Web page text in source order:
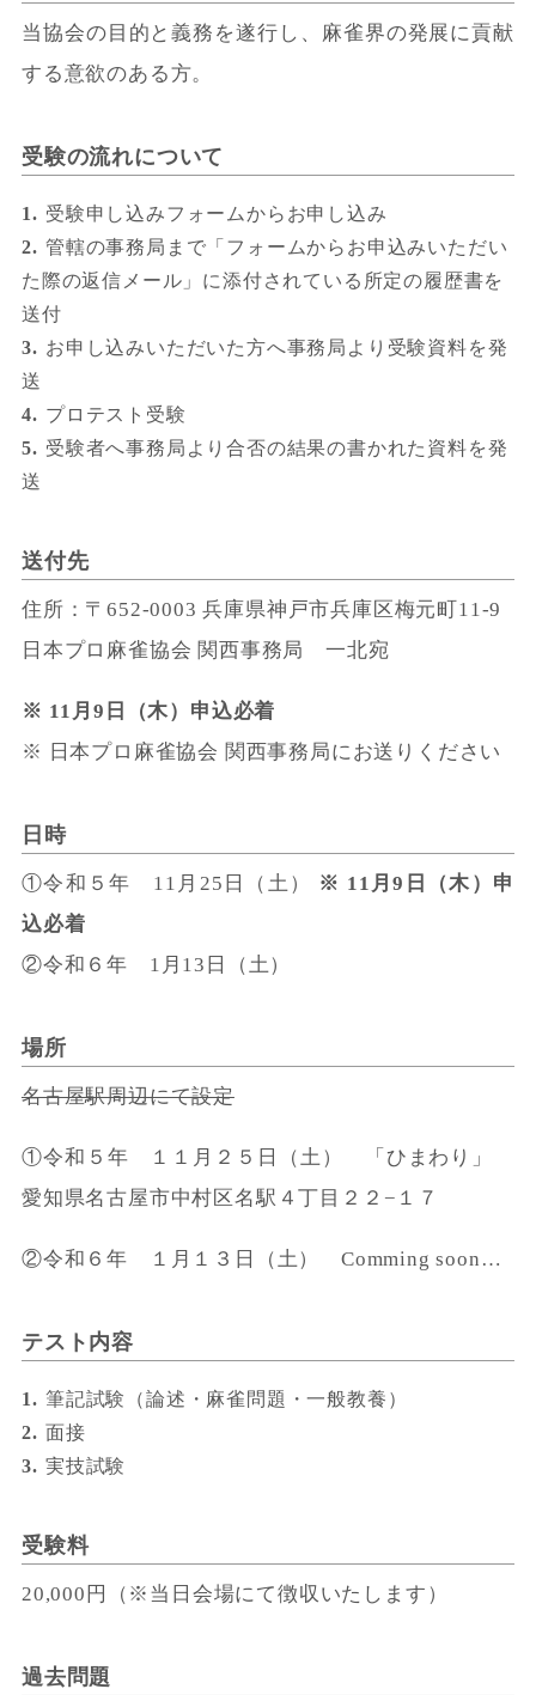
当協会の目的と義務を遂行し、麻雀界の発展に貢献
する意欲のある方。
受験の流れについて
受験申し込みフォームからお申し込み
管轄の事務局まで「フォームからお申込みいただい
た際の返信メール」に添付されている所定の履歴書を
送付
お申し込みいただいた方へ事務局より受験資料を発
送
プロテスト受験
受験者へ事務局より合否の結果の書かれた資料を発
送
送付先
住所：〒652-0003 兵庫県神戸市兵庫区梅元町11-9
日本プロ麻雀協会 関西事務局 一北宛
※ 11月9日（木）申込必着
※ 日本プロ麻雀協会 関西事務局にお送りください
日時
①令和５年 11月25日（土）
※ 11月9日（木）申
込必着
②令和６年 1月13日（土）
場所
名古屋駅周辺にて設定
①令和５年 １１月２５日（土） 「ひまわり」
愛知県名古屋市中村区名駅４丁目２２−１７
②令和６年 １月１３日（土） Comming soon…
テスト内容
筆記試験（論述・麻雀問題・一般教養）
面接
実技試験
受験料
20,000円（※当日会場にて徴収いたします）
過去問題